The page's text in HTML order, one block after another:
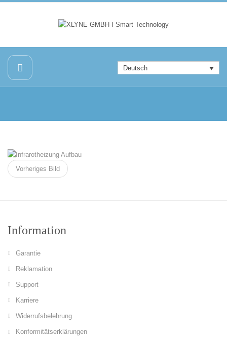
Deutsch
Vorheriges Bild
Information
Garantie
Reklamation
Support
Karriere
Widerrufsbelehrung
Konformitätserklärungen